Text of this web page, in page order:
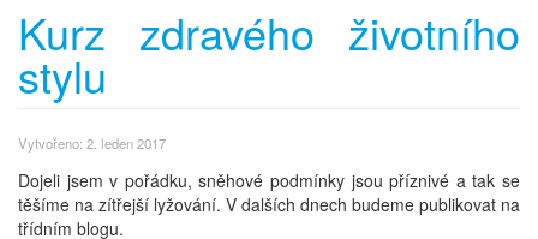
Kurz zdravého životního
stylu
Vytvořeno: 2. leden 2017
Dojeli jsem v pořádku, sněhové podmínky jsou příznivé a tak se
těšíme na zítřejší lyžování. V dalších dnech budeme publikovat na
třídním blogu.